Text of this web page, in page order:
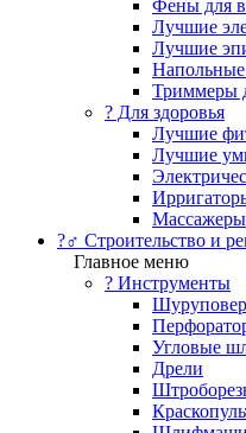
Фены для
Лучшие
Лучшие
Триммеры
? Для здоровья
Лучшие
Лучшие
Массажеры
?‍♂️ Строительство и
Главное меню
?️ Инструменты
Угловые
Дрели